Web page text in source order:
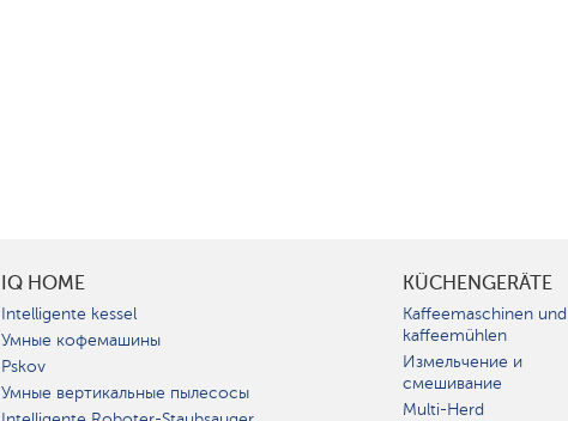
IQ HOME
Intelligente kessel
Умные кофемашины
Pskov
Умные вертикальные пылесосы
KÜCHENGERÄTE
Kaffeemaschinen und
kaffeemühlen
Измельчение и
смешивание
Multi-Herd